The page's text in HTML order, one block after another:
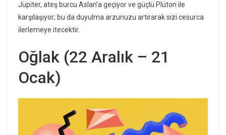
Jüpiter, ateş burcu Aslan’a geçiyor ve güçlü Plüton ile
karşılaşıyor; bu da duyulma arzunuzu artırarak sizi cesurca
ilerlemeye itecektir.
Oğlak (22 Aralık – 21
Ocak)